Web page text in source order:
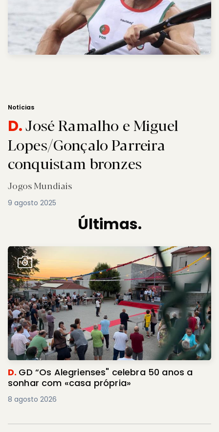
Notícias
D.José Ramalho e Miguel
Lopes/Gonçalo Parreira
conquistam bronzes
Jogos Mundiais
9 agosto 2025
Últimas.
D. GD “Os Alegrienses" celebra 50 anos a
sonhar com «casa própria»
8 agosto 2026